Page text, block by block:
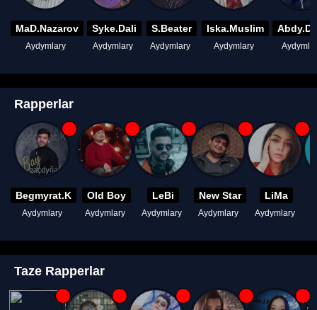
MaD.Nazarov
Aydymlary
Syke.Dali
Aydymlary
S.Beater
Aydymlary
Iska.Muslim
Aydymlary
Rapperlar
Begmyrat.K
Aydymlary
Old Boy
Aydymlary
LeBi
Aydymlary
New Star
Aydymlary
LiMa
Aydymlary
Taze Rapperlar